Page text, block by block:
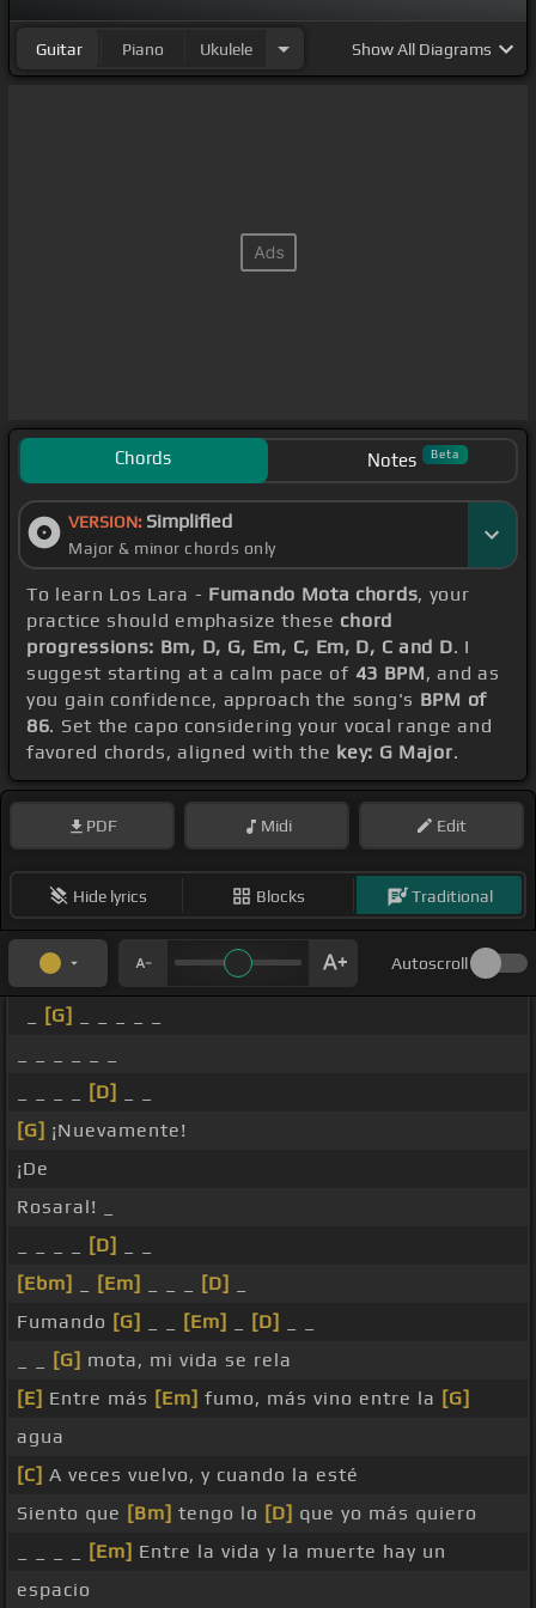
Guitar Piano Ukulele ShowAll Diagrams
Chords Notes Beta
VERSION: Simplified
Major & minor chords only
To learn Los Lara - Fumando Mota chords, your
practice should emphasize these chord
progressions: Bm, D, G, Em, C, Em, D, C and D. I
suggest starting at a calm pace of 43 BPM, and as
you gain confidence, approach the song's BPM of
86. Set the capo considering your vocal range and
favored chords, aligned with the key: G Major.
PDF Midi Edit
Hide lyrics Blocks Traditional
Autoscroll
[G]
[D]
[G] ¡Nuevamente!
¡De
Rosaral! _
[D]
[Ebm]
[Em] [D]
Fumando [G] [Em] [D]
[G] mota, mi vida se rela
[E] Entre más [Em] fumo, más vino entre la [G]
agua
[C] A veces vuelvo, y cuando la esté
Siento que [Bm] tengo lo [D] que yo más quiero
[Em] Entre la vida y la muerte hay un
espacio